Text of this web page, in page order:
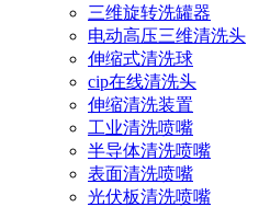
三维旋转洗罐器
电动高压三维清洗头
伸缩式清洗球
cip在线清洗头
伸缩清洗装置
工业清洗喷嘴
半导体清洗喷嘴
表面清洗喷嘴
光伏板清洗喷嘴